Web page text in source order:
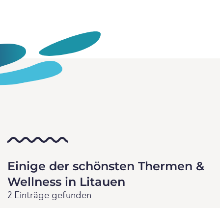
Einige der schönsten Thermen &
Wellness in Litauen
2 Einträge gefunden